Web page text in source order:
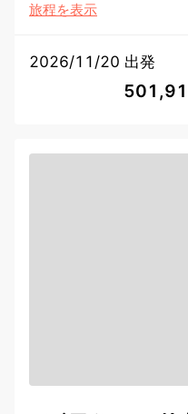
旅程を表示
2026/11/20 出発